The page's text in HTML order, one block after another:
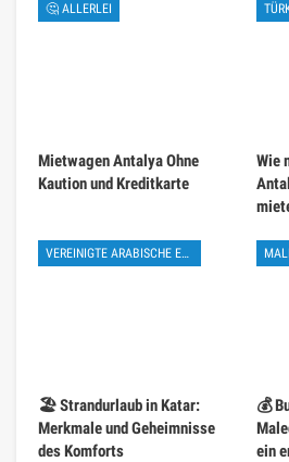
🤔 ALLERLEI
Mietwagen Antalya Ohne
Kaution und Kreditkarte
Wie
VEREINIGTE ARABISCHE EMIRATE
🏖️ Strandurlaub in Katar:
Merkmale und Geheimnisse
des Komforts
💰
ein